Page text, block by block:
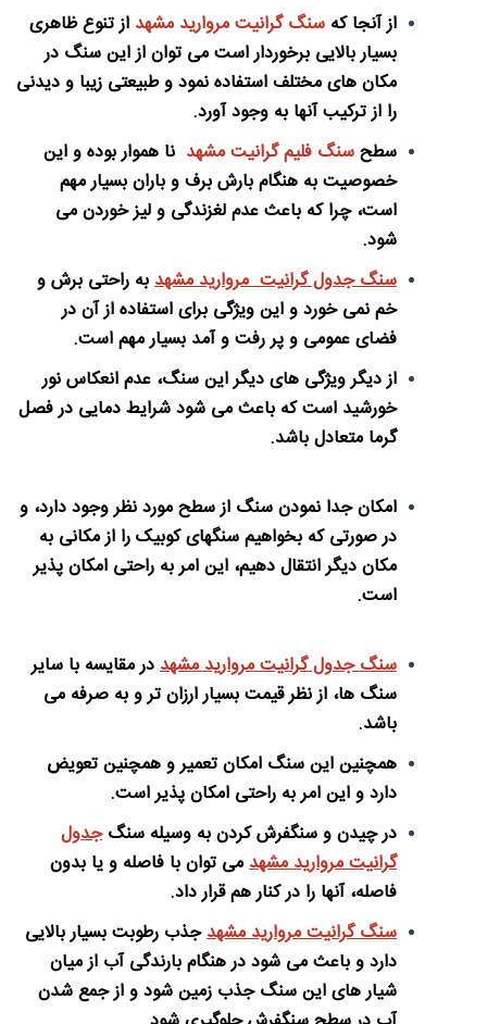
از آنجا که سنگگرانیت مروارید مشهد از تنوع ظاهری
بسیار بالایی برخوردار است می توان از این سنگ در
مکان های مختلف استفاده نمود و طبیعتی زیبا و دیدنی
را از ترکیب آنها به وجود آورد.
سطحسنگ فلیم گرانیت مشهد نا هموار بوده و این
خصوصیت به هنگام بارش برف و باران بسیار مهم
است، چرا که باعث عدم لغزندگی و لیز خوردن می
شود.
سنگ جدول گرانیت مروارید مشهدبه راحتی برش و
خم نمی خورد و این ویژگی برای استفاده از آن در
فضای عمومی و پر رفت و آمد بسیار مهم است.
از دیگر ویژگی های دیگر این سنگ، عدم انعکاس نور
خورشید است که باعث می شود شرایط دمایی در فصل
گرما متعادل باشد.
امکان جدا نمودن سنگ از سطح مورد نظر وجود دارد، و
در صورتی که بخواهیم سنگهای کوبیک را از مکانی به
مکان دیگر انتقال دهیم، این امر به راحتی امکان پذیر
است.
سنگ جدول گرانیت مروارید مشهددر مقایسه با سایر
سنگ ها، از نظر قیمت بسیار ارزان تر و به صرفه می
باشد.
همچنین این سنگ امکان تعمیر و همچنین تعویض
دارد و این امر به راحتی امکان پذیر است.
در چیدن و سنگفرش کردن به وسیله سنگجدول
گرانیت مروارید مشهدمی توان با فاصله و یا بدون
فاصله، آنها را در کنار هم قرار داد.
سنگ گرانیت مروارید مشهدجذب رطوبت بسیار بالایی
دارد و باعث می شود در هنگام بارندگی آب از میان
شیار های این سنگ جذب زمین شود و از جمع شدن